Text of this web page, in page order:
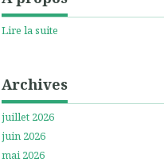
Lire la suite
Archives
juillet 2026
juin 2026
mai 2026